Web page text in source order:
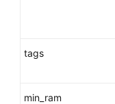
代
tags
min_ram